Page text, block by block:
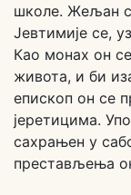
школе. Жељан
Јевтимије се,
Као монах он
живота, и би
епископ он се
јеретицима.
сахрањен у
престављења